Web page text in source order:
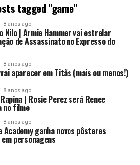
tagged "game"
8 anos ago
Nilo | Armie Hammer vai estrelar
de Assassinato no Expresso do
8 anos ago
aparecer em Titãs (mais ou menos!)
8 anos ago
| Rosie Perez será Renee
no filme
8 anos ago
Academy ganha novos pôsteres
personagens